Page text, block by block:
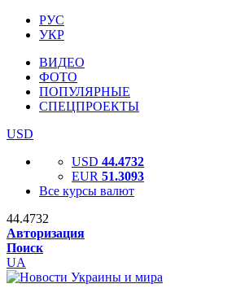
РУС
УКР
ВИДЕО
ФОТО
ПОПУЛЯРНЫЕ
СПЕЦПРОЕКТЫ
USD
USD 44.4732
EUR 51.3093
Все курсы валют
44.4732
Авторизация
Поиск
UA